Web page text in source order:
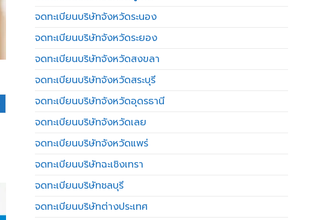
จดทะเบียนบริษัทจังหวัดระนอง
จดทะเบียนบริษัทจังหวัดระยอง
จดทะเบียนบริษัทจังหวัดสงขลา
จดทะเบียนบริษัทจังหวัดสระบุรี
จดทะเบียนบริษัทจังหวัดอุดรธานี
จดทะเบียนบริษัทจังหวัดเลย
จดทะเบียนบริษัทจังหวัดแพร่
จดทะเบียนบริษัทฉะเชิงเทรา
จดทะเบียนบริษัทชลบุรี
จดทะเบียนบริษัทต่างประเทศ